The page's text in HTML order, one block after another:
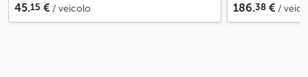
45.15 € / veicolo 186.38 € /